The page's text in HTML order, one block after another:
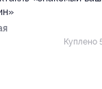
Куплено